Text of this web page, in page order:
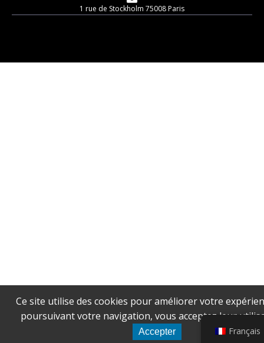
1 rue de Stockholm 75008 Paris
Ce site utilise des cookies pour améliorer votre
poursuivant votre navigation, vous acceptez leur
Accepter Français